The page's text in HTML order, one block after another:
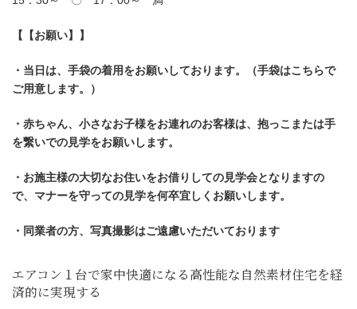
【【お願い】】
・当日は、手袋の着用をお願いしております。（手袋はこちらで
ご用意します。）
・赤ちゃん、小さなお子様をお連れのお客様は、抱っこまたは手
を繋いでの見学をお願いします。
・お施主様の大切なお住いをお借りしての見学会となりますの
で、マナーを守っての見学を何卒宜しくお願いします。
・同業者の方、写真撮影はご遠慮いただいております
エアコン１台で家中快適になる高性能な自然素材住宅を経
済的に実現する